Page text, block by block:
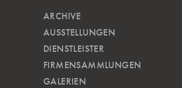
ARCHIVE
AUSSTELLUNGEN
DIENSTLEISTER
FIRMENSAMMLUNGEN
GALERIEN